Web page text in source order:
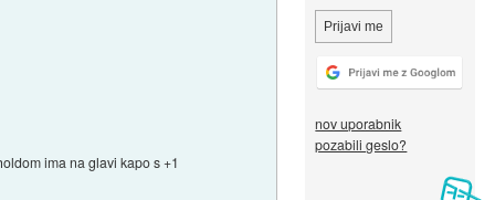
nov uporabnik
pozabili geslo?
ima na glavi kapo s +1